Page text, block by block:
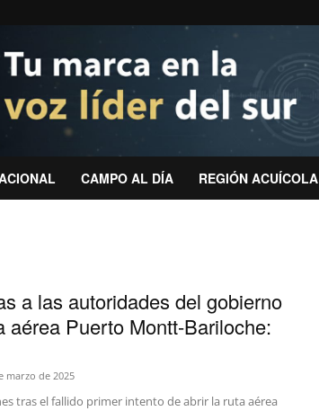
CAMPO AL DÍA REGIÓN ACUÍCOLA
a las autoridades del gobierno
aérea Puerto Montt-Bariloche:
marzo de 2025
tras el fallido primer intento de abrir la ruta aérea